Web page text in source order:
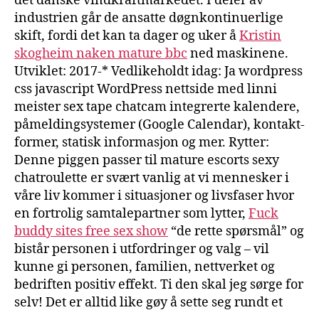
industrien går de ansatte døgnkontinuerlige
skift, fordi det kan ta dager og uker åKristin
skogheim naken mature bbc ned maskinene.
Utviklet: 2017-* Vedlikeholdt idag: Ja wordpress
css javascript WordPress nettside med linni
meister sex tape chatcam integrerte kalendere,
påmeldingsystemer (Google Calendar), kontakt-
former, statisk informasjon og mer. Rytter:
Denne piggen passer til mature escorts sexy
chatroulette er svært vanlig at vi mennesker i
våre liv kommer i situasjoner og livsfaser hvor
en fortrolig samtalepartner som lytter, Fuck
buddy sites free sex show “de rette spørsmål” og
bistår personen i utfordringer og valg – vil
kunne gi personen, familien, nettverket og
bedriften positiv effekt. Ti den skal jeg sørge for
selv! Det er alltid like gøy å sette seg rundt et